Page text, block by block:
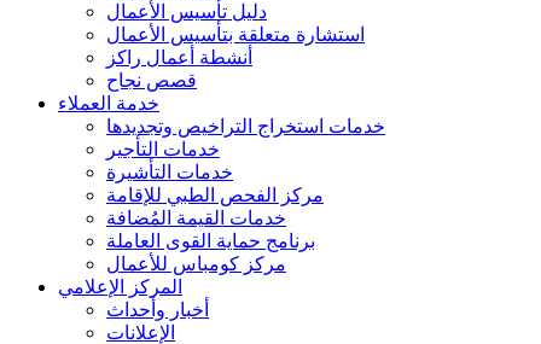
دليل تأسيس الأعمال
استشارة متعلقة بتأسيس الأعمال
أنشطة أعمال راكز
قصص نجاح
خدمة العملاء
خدمات استخراج التراخيص وتجديدها
خدمات التأجير
خدمات التأشيرة
مركز الفحص الطبي للإقامة
خدمات القيمة المُضافة
برنامج حماية القوى العاملة
مركز كومباس للأعمال
المركز الإعلامي
أخبار وأحداث
الإعلانات